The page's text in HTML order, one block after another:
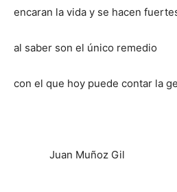
encaran la vida y se hacen
al saber son el único remedio
con el que hoy puede contar la
Juan Muñoz Gil